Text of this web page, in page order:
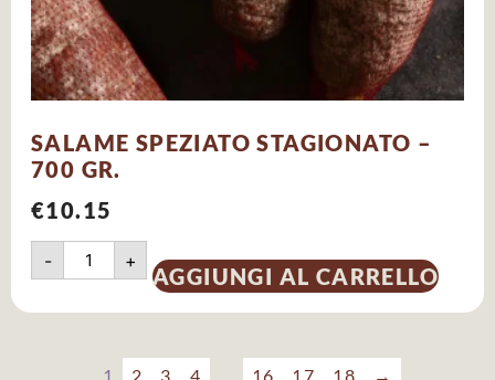
SALAME SPEZIATO STAGIONATO –
700 GR.
€10.15
- +
AGGIUNGI AL CARRELLO
1 2 3 4 … 16 17 18 →